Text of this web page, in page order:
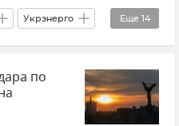
Еще 14
Укрэнерго
Украины
по